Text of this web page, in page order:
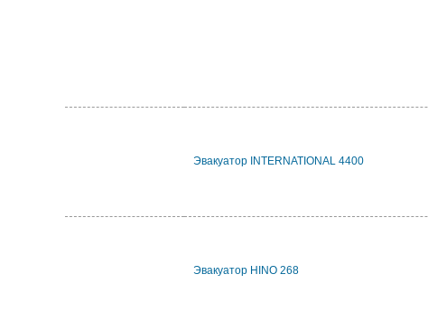
Эвакуатор INTERNATIONAL 4400
Эвакуатор HINO 268